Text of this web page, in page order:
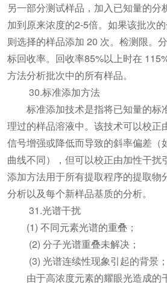
另一部分测试样品，加入已知量的分
加到原来浓度的2-5倍。如果该批次
则选择的样品添加 20 次。检测限。
标回收率。回收率85%以上时在
方法分析批次中的所有样品。
30.标准添加方法
标准添加技术是指将已知量的标
理过的样品溶液中。该技术可以校正
信号增强或降低而导致的斜率偏差（
曲线不同），但可以校正由加性干扰
添加方法用于所有提取程序的提取物
分析以及每个新样品基质的分析。
31.光谱干扰
(1) 不同元素光谱的重叠；
(2) 分子光谱重叠未解决；
(3) 光谱连续性现象引起的背景；
由于高浓度元素的耀眼光造成的干